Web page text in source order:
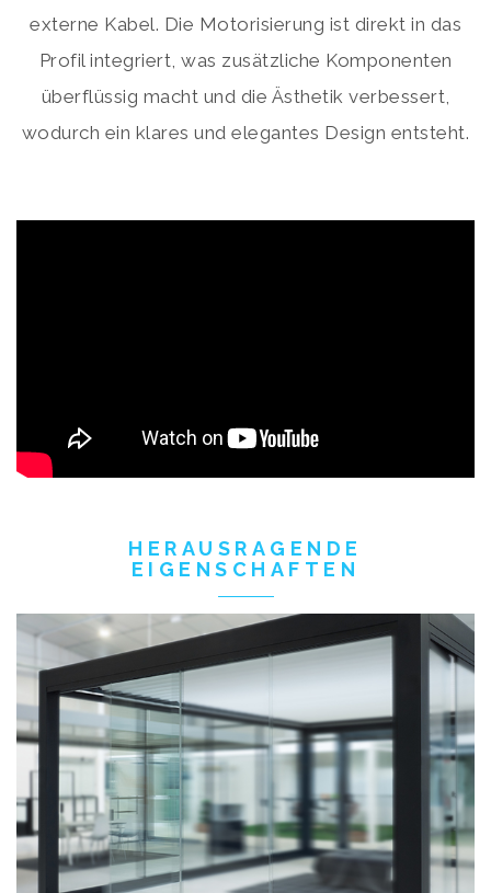
externe Kabel. Die Motorisierung ist direkt in das
Profil integriert, was zusätzliche Komponenten
überflüssig macht und die Ästhetik verbessert,
wodurch ein klares und elegantes Design entsteht.
HERAUSRAGENDE
EIGENSCHAFTEN